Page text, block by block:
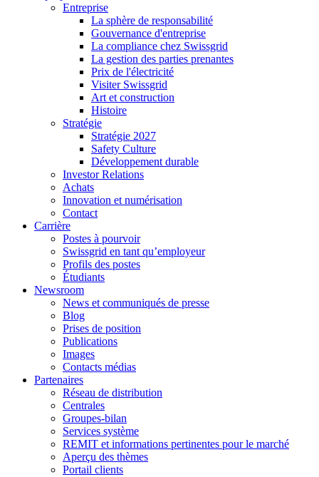
Entreprise
La sphère de responsabilité
Gouvernance d'entreprise
La compliance chez Swissgrid
La gestion des parties prenantes
Prix de l'électricité
Visiter Swissgrid
Art et construction
Histoire
Stratégie
Stratégie 2027
Safety Culture
Développement durable
Investor Relations
Achats
Innovation et numérisation
Contact
Carrière
Postes à pourvoir
Swissgrid en tant qu’employeur
Profils des postes
Étudiants
Newsroom
News et communiqués de presse
Blog
Prises de position
Publications
Images
Contacts médias
Partenaires
Réseau de distribution
Centrales
Groupes-bilan
Services système
REMIT et informations pertinentes pour le marché
Aperçu des thèmes
Portail clients